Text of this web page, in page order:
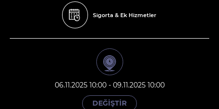
Sigorta & Ek Hizmetler
06.11.2025 10:00 - 09.11.2025 10:00
DEĞİŞTİR